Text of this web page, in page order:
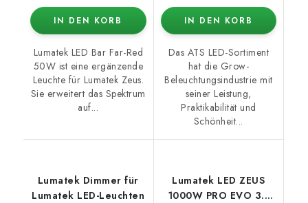
IN DEN KORB
Lumatek LED Bar Far-Red
50W ist eine ergänzende
Leuchte für Lumatek Zeus.
Sie erweitert das Spektrum
auf...
IN DEN KORB
Das ATS LED-Sortiment
hat die Grow-
Beleuchtungsindustrie mit
seiner Leistung,
Praktikabilität und
Schönheit...
Lumatek Dimmer für
Lumatek LED-Leuchten
Lumatek LED ZEUS
1000W PRO EVO 3.1